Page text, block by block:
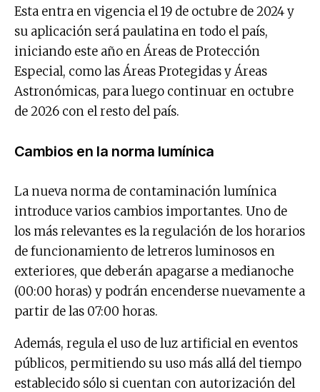
Esta entra en vigencia el 19 de octubre de 2024 y
su aplicación será paulatina en todo el país,
iniciando este año en Áreas de Protección
Especial, como las Áreas Protegidas y Áreas
Astronómicas, para luego continuar en octubre
de 2026 con el resto del país.
Cambios en la norma lumínica
La nueva norma de contaminación lumínica
introduce varios cambios importantes. Uno de
los más relevantes es la regulación de los horarios
de funcionamiento de letreros luminosos en
exteriores, que deberán apagarse a medianoche
(00:00 horas) y podrán encenderse nuevamente a
partir de las 07:00 horas.
Además, regula el uso de luz artificial en eventos
públicos, permitiendo su uso más allá del tiempo
establecido sólo si cuentan con autorización del